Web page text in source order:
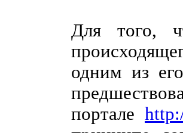
Для того,
одним из
портале